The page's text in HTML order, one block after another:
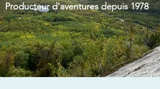
Producteur d'aventures depuis 1978